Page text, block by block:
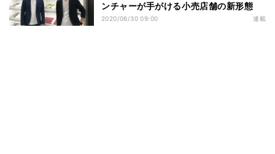
ンチャーが手がける小売店舗の新形態
2020/06/30 09:00 連載